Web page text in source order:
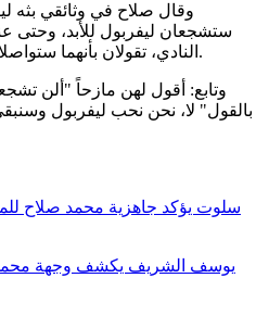
وقال صلاح في وثائقي بثه
ستشجعان ليفربول للأبد، وحتى
النادي، تقولان بأنهما ستواصلان تشجيع الفريق من أي مكان.
وتابع: أقول لهن مازحاً "ألن
بالقول" لا، نحن نحب ليفربول
سلوت يؤكد جاهزية محمد صلاح
يوسف الشريف يكشف وجهة محمد